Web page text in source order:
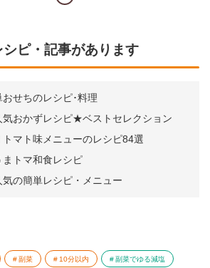
シピ・記事があります
せちのレシピ･料理
気おかずレシピ★ベストセレクション
マト味メニューのレシピ84選
トマ和食レシピ
の簡単レシピ・メニュー
副菜 10分以内 副菜でゆる減塩